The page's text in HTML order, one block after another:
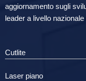
aggiornamento sugli
leader a livello
Cutlite
Laser piano